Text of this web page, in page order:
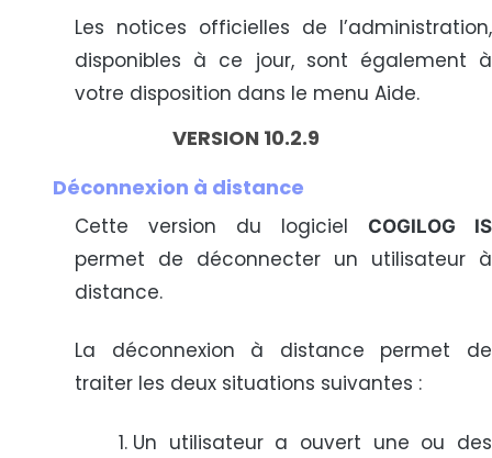
Les notices officielles de l’administration,
disponibles à ce jour, sont également à
votre disposition dans le menu Aide.
VERSION 10.2.9
Déconnexion à distance
Cette version du logiciel COGILOG IS
permet de déconnecter un utilisateur à
distance.
La déconnexion à distance permet de
traiter les deux situations suivantes :
Un utilisateur a ouvert une ou des